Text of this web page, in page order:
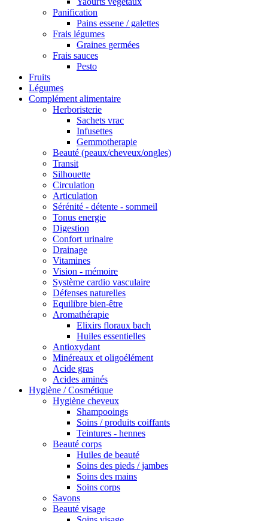
Panification
Pains essene / galettes
Frais légumes
Graines germées
Frais sauces
Pesto
Fruits
Légumes
Complément alimentaire
Herboristerie
Sachets vrac
Infusettes
Gemmotherapie
Beauté (peaux/cheveux/ongles)
Transit
Silhouette
Circulation
Articulation
Sérénité - détente - sommeil
Tonus energie
Digestion
Confort urinaire
Drainage
Vitamines
Vision - mémoire
Système cardio vasculaire
Défenses naturelles
Equilibre bien-être
Aromathérapie
Elixirs floraux bach
Huiles essentielles
Antioxydant
Minéreaux et oligoélément
Acide gras
Acides aminés
Hygiène / Cosmétique
Hygiène cheveux
Shampooings
Soins / produits coiffants
Teintures - hennes
Beauté corps
Huiles de beauté
Soins des pieds / jambes
Soins des mains
Soins corps
Savons
Beauté visage